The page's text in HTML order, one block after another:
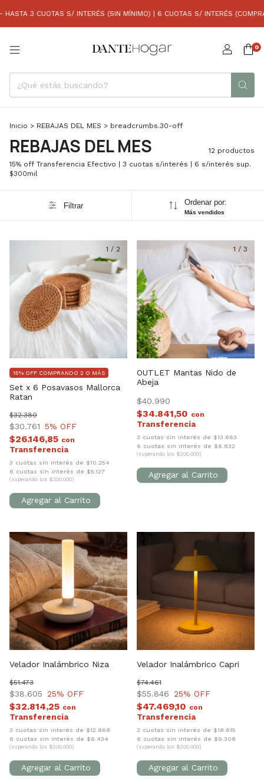
3 CUOTAS S/ INTERÉS (SIN MÍNIMO) | 6 CUOTAS S/ INTERÉS (COMPRAS
0
Inicio > REBAJAS DEL MES > breadcrumbs.30-off
REBAJAS DEL MES
12 productos
15% off Transferencia Efectivo | 3 cuotas s/interés | 6 s/interés sup.
$300mil
Filtrar Ordenar por:
Más vendidos
1 / 2
Set x 6 Posavasos Mallorca
Ratan
$30.761
$32.380
5% OFF
15% OFF COMPRANDO 2 O MÁS
$26.146,85 con
3 cuotas sin interés de $10.254
6 cuotas sin interés de $5.127
(superando los $300.000)
1 / 3
OUTLET Mantas Nido de
Abeja
$40.990
$34.841,50 con
3 cuotas sin interés de $13.663
6 cuotas sin interés de $6.832
(superando los $300.000)
1 10
Velador Inalámbrico Niza
$38.605
$51.473
25% OFF
$32.814,25 con
3 cuotas sin interés de $12.868
6 cuotas sin interés de $6.434
(superando los $300.000)
9
Velador Inalámbrico Capri
$55.846
$74.461
25% OFF
$47.469,10 con
3 cuotas sin interés de $18.615
6 cuotas sin interés de $9.308
(superando los $300.000)